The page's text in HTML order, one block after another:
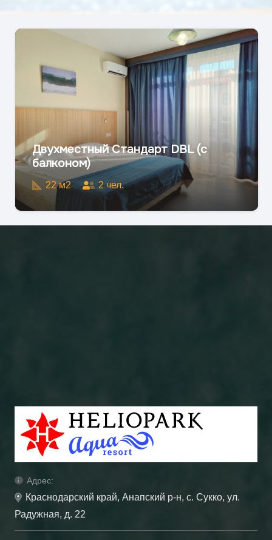
Двухместный Стандарт DBL (с
балконом)
22м2 2 чел.
Адрес:
Краснодарский край, Анапский р-н, с. Сукко, ул.
Радужная, д. 22